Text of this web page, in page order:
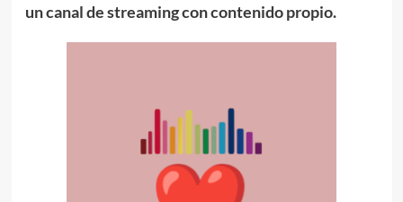
un canal de streaming con contenido propio.